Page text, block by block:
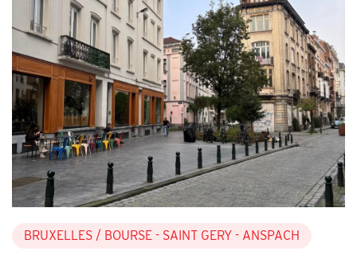
BRUXELLES / BOURSE - SAINT GERY - ANSPACH